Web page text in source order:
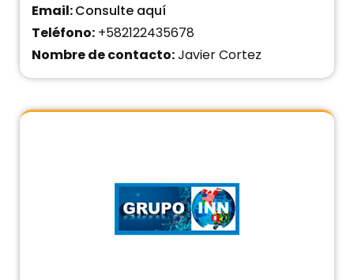
Email:Consulte aquí
Teléfono: +582122435678
Nombre de contacto:Javier Cortez